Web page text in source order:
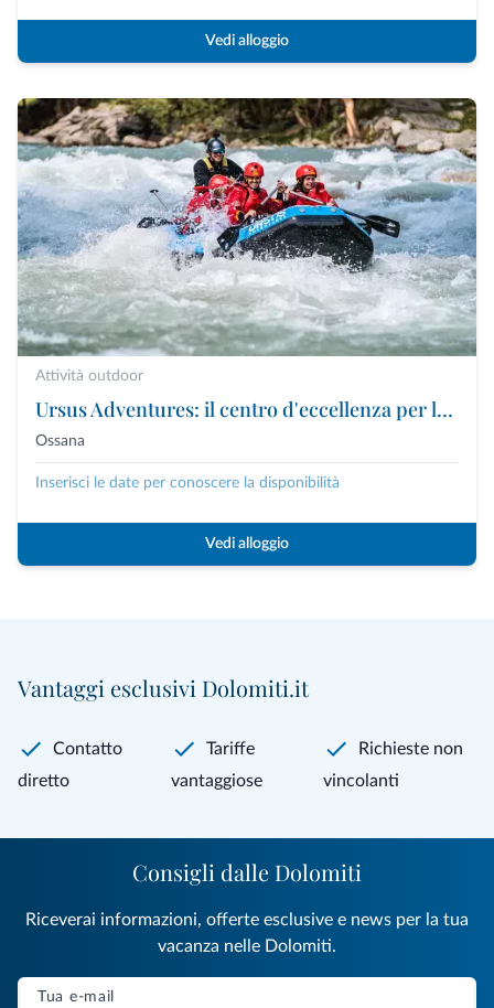
Vedi alloggio
Attività outdoor
Ursus Adventures: il centro d'eccellenza per le attività outdoor premium in Trentino
Ossana
Inserisci le date per conoscere la disponibilità
Vedi alloggio
Vantaggi esclusivi Dolomiti.it
Contatto
diretto
Tariffe
vantaggiose
Richieste non
vincolanti
Consigli dalle Dolomiti
Riceverai informazioni, offerte esclusive e news per la tua
vacanza nelle Dolomiti.